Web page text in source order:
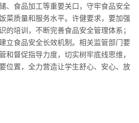
、食品加工等重要关口，守牢食品安全
菜质量和服务水平。许健要求，要加强
的培训，不断完善食品安全管理体系；
立食品安全长效机制。相关监管部门要
和督促指导力度，切实树牢底线思维，
位置，全力营造让学生舒心、安心、放